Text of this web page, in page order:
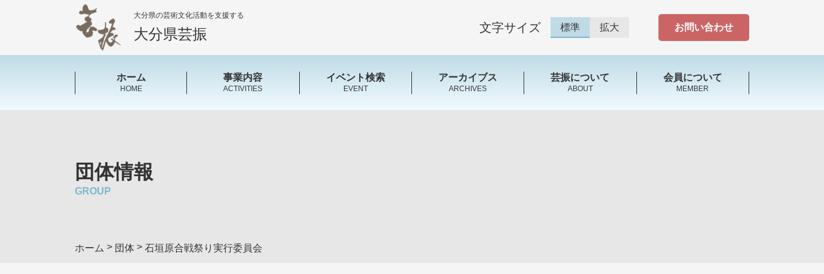
大分県の芸術文化活動を支援する
大分県芸振 文字サイズ 標準 拡大 お問い合わせ
ホーム
HOME
事業内容
ACTIVITIES
イベント検索
EVENT
アーカイブス
ARCHIVES
芸振について
ABOUT
会員について
MEMBER
団体情報
GROUP
ホーム > 団体 > 石垣原合戦祭り実行委員会